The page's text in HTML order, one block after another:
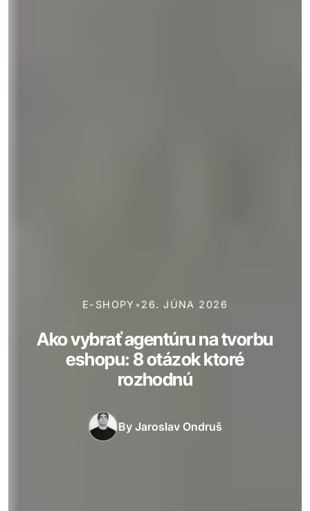
E-SHOPY • 26. JÚNA 2026
Ako vybrať agentúru na tvorbu
eshopu: 8 otázok ktoré
rozhodnú
By Jaroslav Ondruš